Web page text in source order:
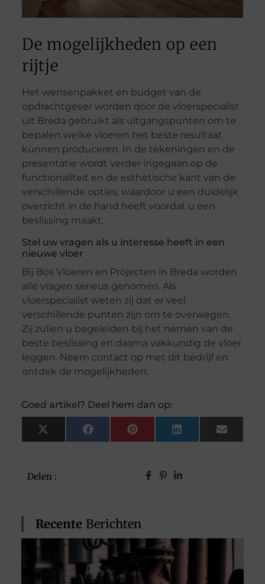
Delen :
Recente Berichten
De mogelijkheden op een
rijtje
Het wensenpakket en budget van de
opdrachtgever worden door de vloerspecialist
uit Breda gebruikt als uitgangspunten om te
bepalen welke vloeren het beste resultaat
kunnen produceren. In de tekeningen en de
presentatie wordt verder ingegaan op de
functionaliteit en de esthetische kant van de
verschillende opties, waardoor u een duidelijk
overzicht in de hand heeft voordat u een
beslissing maakt.
Stel uw vragen als u interesse heeft in een
nieuwe vloer
Bij Bos Vloeren en Projecten in Breda worden
alle vragen serieus genomen. Als
vloerspecialist weten zij dat er veel
verschillende punten zijn om te overwegen.
Zij zullen u begeleiden bij het nemen van de
beste beslissing en daarna vakkundig de vloer
leggen. Neem contact op met dit bedrijf en
ontdek de mogelijkheden.
Goed artikel? Deel hem dan op:
X
(Twitter)
FacebookPinterestLinkedInEmail